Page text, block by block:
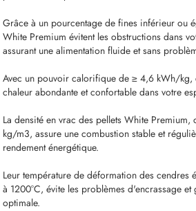
Grâce à un pourcentage de fines inférieur ou
White Premium évitent les obstructions dans
assurant une alimentation fluide et sans
Avec un pouvoir calorifique de ≥ 4,6 kWh/kg,
chaleur abondante et confortable dans votre
La densité en vrac des pellets White
kg/m3, assure une combustion stable et
rendement énergétique.
Leur température de déformation des cendres
à 1200°C, évite les problèmes d'encrassage
optimale.